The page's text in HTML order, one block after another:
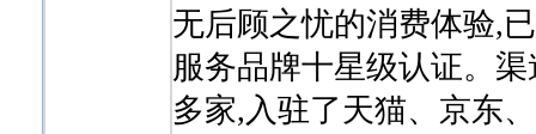
无后顾之忧的消费体验,
服务品牌十星级认证。
多家,入驻了天猫、京东